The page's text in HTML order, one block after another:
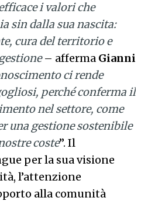
i valori che
sin dalla sua nascita:
cura del territorio e
– afferma Gianni
ci rende
perché conferma il
nel settore, come
una gestione sostenibile
coste”. Il
per la sua visione
l’attenzione
alla comunità